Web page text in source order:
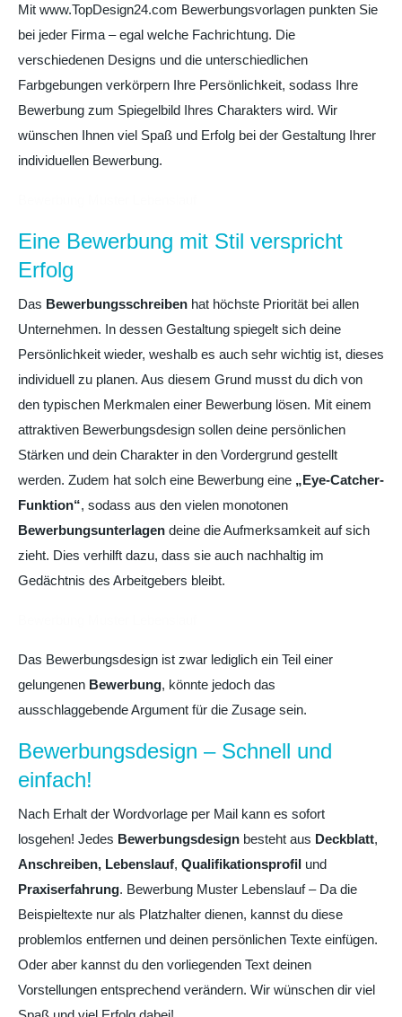
Mit www.TopDesign24.com Bewerbungsvorlagen punkten Sie
bei jeder Firma – egal welche Fachrichtung. Die
verschiedenen Designs und die unterschiedlichen
Farbgebungen verkörpern Ihre Persönlichkeit, sodass Ihre
Bewerbung zum Spiegelbild Ihres Charakters wird. Wir
wünschen Ihnen viel Spaß und Erfolg bei der Gestaltung Ihrer
individuellen Bewerbung.
Eine Bewerbung mit Stil verspricht
Erfolg
Das Bewerbungsschreiben hat höchste Priorität bei allen
Unternehmen. In dessen Gestaltung spiegelt sich deine
Persönlichkeit wieder, weshalb es auch sehr wichtig ist, dieses
individuell zu planen. Aus diesem Grund musst du dich von
den typischen Merkmalen einer Bewerbung lösen. Mit einem
attraktiven Bewerbungsdesign sollen deine persönlichen
Stärken und dein Charakter in den Vordergrund gestellt
werden. Zudem hat solch eine Bewerbung eine „Eye-Catcher-
Funktion“, sodass aus den vielen monotonen
Bewerbungsunterlagen deine die Aufmerksamkeit auf sich
zieht. Dies verhilft dazu, dass sie auch nachhaltig im
Gedächtnis des Arbeitgebers bleibt.
Das Bewerbungsdesign ist zwar lediglich ein Teil einer
gelungenen Bewerbung, könnte jedoch das
ausschlaggebende Argument für die Zusage sein.
Bewerbungsdesign – Schnell und
einfach!
Nach Erhalt der Wordvorlage per Mail kann es sofort
losgehen! Jedes Bewerbungsdesign besteht aus Deckblatt,
Anschreiben, Lebenslauf, Qualifikationsprofil und
Praxiserfahrung. Bewerbung Muster Lebenslauf – Da die
Beispieltexte nur als Platzhalter dienen, kannst du diese
problemlos entfernen und deinen persönlichen Texte einfügen.
Oder aber kannst du den vorliegenden Text deinen
Vorstellungen entsprechend verändern. Wir wünschen dir viel